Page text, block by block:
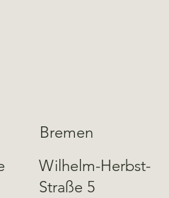
Bremen
Wilhelm-Herbst-
Straße 5